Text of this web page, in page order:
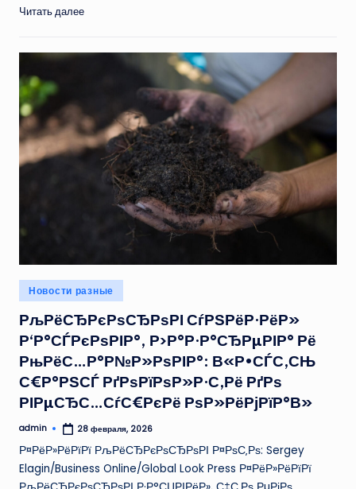
Читать далее
Опубликовано
в
Новости разные
РљРёСЂРєРѕСЂРѕРІ СѓРЅРёР·РёР»
Р‘Р°СЃРєРѕРІР°, Р›Р°Р·Р°СЂРµРІР° Рё
РњРёС…Р°Р№Р»РѕРІР°: В«Р•СЃС‚СЊ
С€Р°РЅСЃ РґРѕРїРѕР»Р·С‚Рё РґРѕ
РІРµСЂС…СѓС€РєРё РѕР»РёРјРїР°В»
Запись
admin 28 февраля, 2026
Р¤РёР»РёРїРї РљРёСЂРєРѕСЂРѕРІ Р¤РѕС‚Рѕ: Sergey
Elagin/Business Online/Global Look Press Р¤РёР»РёРїРї